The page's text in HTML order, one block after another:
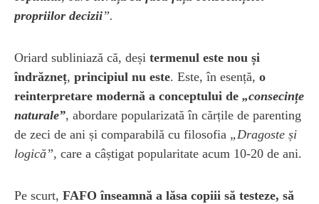
propriilor decizii”.
Oriard subliniază că, deși termenul este nou și
îndrăzneț, principiul nu este. Este, în esență, o
reinterpretare modernă a conceptului de „consecințe
naturale”, abordare popularizată în cărțile de parenting
de zeci de ani și comparabilă cu filosofia „Dragoste și
logică”, care a câștigat popularitate acum 10-20 de ani.
Pe scurt, FAFO înseamnă a lăsa copiii să testeze, să